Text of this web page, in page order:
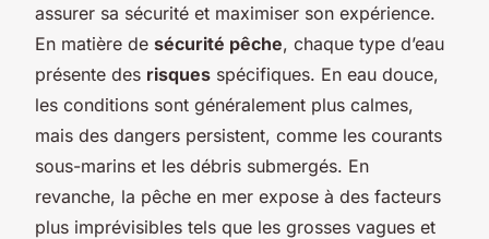
assurer sa sécurité et maximiser son expérience.
En matière de sécurité pêche, chaque type d’eau
présente des risques spécifiques. En eau douce,
les conditions sont généralement plus calmes,
mais des dangers persistent, comme les courants
sous-marins et les débris submergés. En
revanche, la pêche en mer expose à des facteurs
plus imprévisibles tels que les grosses vagues et